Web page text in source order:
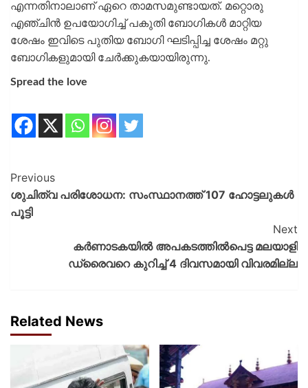
എന്നതിനാലാണ് ഏറെ താമസമുണ്ടായത്. മറ്റൊരു
എഞ്ചിൻ ഉപയോഗിച്ച് പകുതി ബോഗികൾ മാറ്റിയ
ശേഷം ഇവിടെ പുതിയ ബോഗി ഘടിപ്പിച്ച ശേഷം മറ്റു
ബോഗികളുമായി ചേർക്കുകയായിരുന്നു.
Spread the love
Previous
ശുചിത്വ പരിശോധന: സംസ്ഥാനത്ത് 107 ഹോട്ടലുകൾ
പൂട്ടി
Next
കർണാടകയിൽ അപകടത്തിൽപെട്ട മലയാളി
ഡ്രൈവറെ കുറിച്ച് 4 ദിവസമായി വിവരമില്ല
Related News